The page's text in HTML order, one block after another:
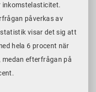
inkomstelasticitet.
påverkas av
visar det sig att
hela 6 procent när
medan efterfrågan på